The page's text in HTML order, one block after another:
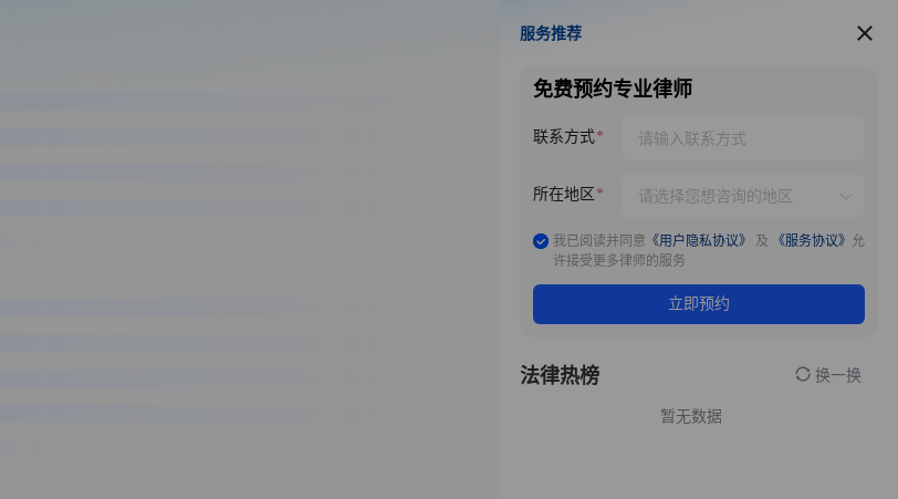
服务推荐
服务推荐
免费预约专业律师
联系方式
所在地区
我已阅读并同意 《用户隐私协议》 及 《服务协议》 允
许接受更多律师的服务
立即预约
法律热榜 换一换
暂无数据